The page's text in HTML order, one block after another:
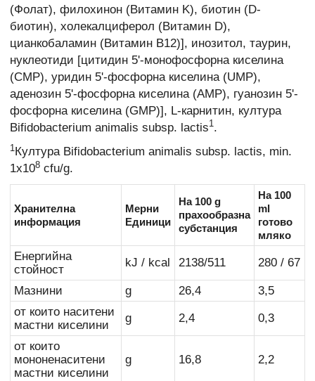
(Фолат), филохинон (Витамин K), биотин (D-
биотин), холекалциферол (Витамин D),
цианкобаламин (Витамин B12)], инозитол, таурин,
нуклеотиди [цитидин 5'-монофосфорна киселина
(CMP), уридин 5'-фосфорна киселина (UMP),
аденозин 5'-фосфорна киселина (AMP), гуанозин 5'-
фосфорна киселина (GMP)], L-карнитин, култура
Bifidobacterium animalis subsp. lactis1.
1Култура Bifidobacterium animalis subsp. lactis, min.
1x108 cfu/g.
Хранителна
информация
Мерни
Единици
На 100 g
прахообразна
субстанция
На 100
ml
готово
мляко
Енергийна
стойност
kJ / kcal 2138/511 280 / 67
Мазнини g 26,4
3,5
от които наситени
мастни киселини
g 2,4 0,3
от които
мононенаситени
мастни киселини
g 16,8 2,2